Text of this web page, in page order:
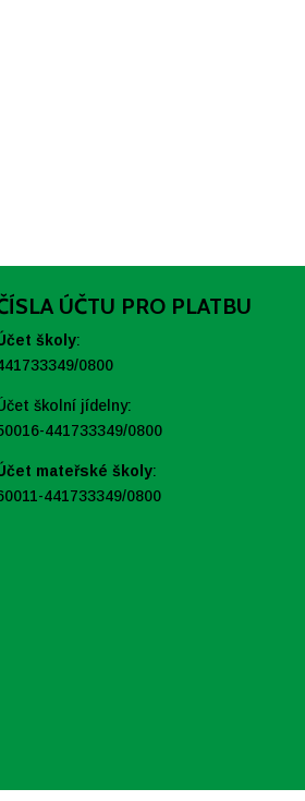
ÚČTU PRO PLATBU
školy:
0800
školní jídelny:
441733349/0800
mateřské školy:
441733349/0800